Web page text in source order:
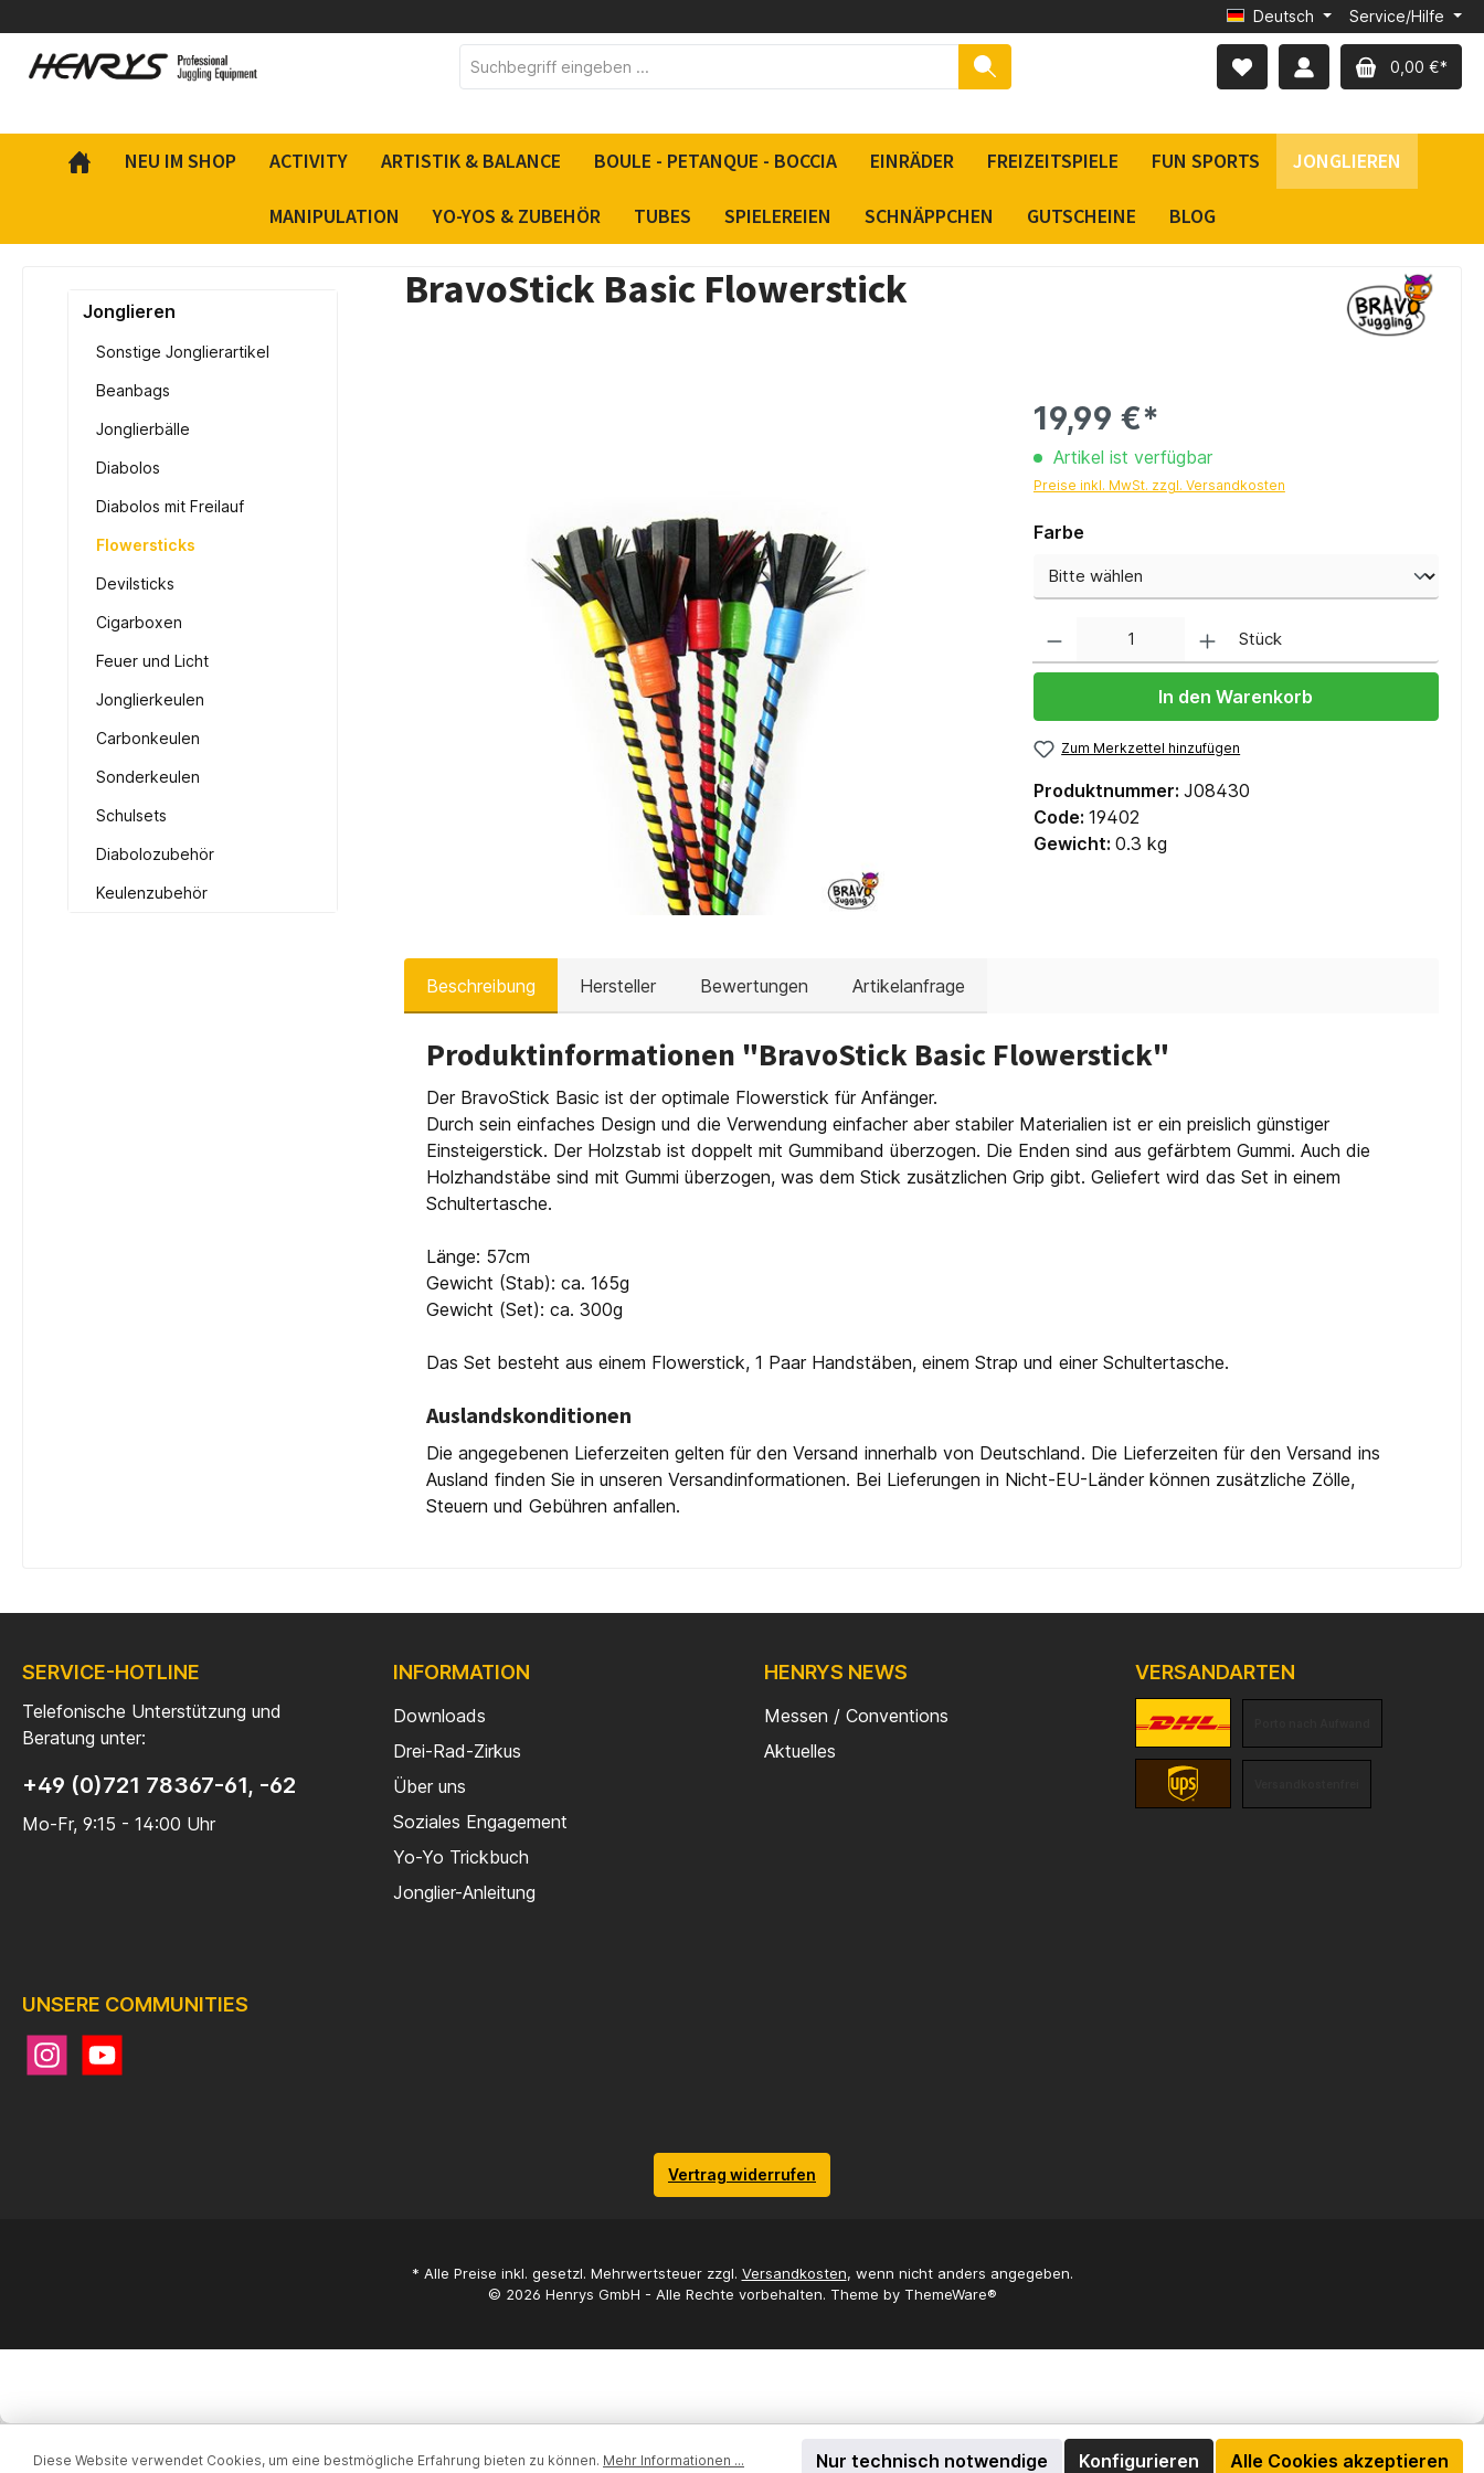
Deutsch Service/Hilfe
0,00 €*
NEU IM SHOP ACTIVITY ARTISTIK & BALANCE BOULE - PETANQUE - BOCCIA EINRÄDER FREIZEITSPIELE FUN SPORTS JONGLIEREN
MANIPULATION YO-YOS & ZUBEHÖR TUBES SPIELEREIEN SCHNÄPPCHEN GUTSCHEINE BLOG
Jonglieren
Sonstige Jonglierartikel
Beanbags
Jonglierbälle
Diabolos
Diabolos mit Freilauf
Flowersticks
Devilsticks
Cigarboxen
Feuer und Licht
Jonglierkeulen
Carbonkeulen
Sonderkeulen
Schulsets
Diabolozubehör
Keulenzubehör
BravoStick Basic Flowerstick
19,99 €*
Artikel ist verfügbar
Preise inkl. MwSt. zzgl. Versandkosten
Farbe
Stück
In den Warenkorb
Zum Merkzettel hinzufügen
Produktnummer: J08430
Code: 19402
Gewicht: 0.3 kg
Beschreibung Hersteller Bewertungen Artikelanfrage
Produktinformationen "BravoStick Basic Flowerstick"
Der BravoStick Basic ist der optimale Flowerstick für Anfänger.
Durch sein einfaches Design und die Verwendung einfacher aber stabiler Materialien ist er ein preislich günstiger
Einsteigerstick. Der Holzstab ist doppelt mit Gummiband überzogen. Die Enden sind aus gefärbtem Gummi. Auch die
Holzhandstäbe sind mit Gummi überzogen, was dem Stick zusätzlichen Grip gibt. Geliefert wird das Set in einem
Schultertasche.
Länge: 57cm
Gewicht (Stab): ca. 165g
Gewicht (Set): ca. 300g
Das Set besteht aus einem Flowerstick, 1 Paar Handstäben, einem Strap und einer Schultertasche.
Auslandskonditionen
Die angegebenen Lieferzeiten gelten für den Versand innerhalb von Deutschland. Die Lieferzeiten für den Versand ins
Ausland finden Sie in unseren Versandinformationen. Bei Lieferungen in Nicht-EU-Länder können zusätzliche Zölle,
Steuern und Gebühren anfallen.
SERVICE-HOTLINE
Telefonische Unterstützung und
Beratung unter:
+49 (0)721 78367-61, -62
Mo-Fr, 9:15 - 14:00 Uhr
INFORMATION
Downloads
Drei-Rad-Zirkus
Über uns
Soziales Engagement
Yo-Yo Trickbuch
Jonglier-Anleitung
HENRYS NEWS
Messen / Conventions
Aktuelles
VERSANDARTEN
UNSERE COMMUNITIES
Vertrag widerrufen
* Alle Preise inkl. gesetzl. Mehrwertsteuer zzgl. Versandkosten, wenn nicht anders angegeben.
© 2026 Henrys GmbH - Alle Rechte vorbehalten. Theme by ThemeWare®
Diese Website verwendet Cookies, um eine bestmögliche Erfahrung bieten zu können. Mehr Informationen ... Nur technisch notwendige Konfigurieren Alle Cookies akzeptieren